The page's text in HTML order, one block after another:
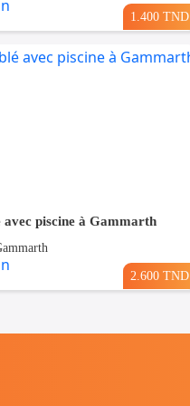
1.400 TND
avec piscine à Gammarth
2.600 TND